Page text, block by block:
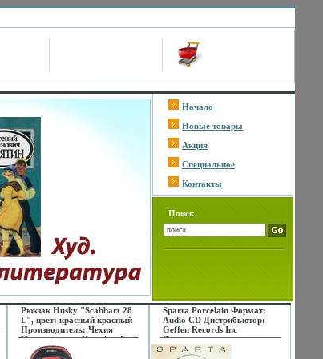
Начало
Новые товары
Акция
Специальное
Контакты
Поиск
Рюкзак Husky "Scabbart 28
L", цвет: красный красный
Производитель: Чехия
Изготовитель: Китай инфо
589l.
Sparta Porcelain Формат:
Audio CD Дистрибьютор:
Geffen Records Inc
Лицензионные товары
Характеристики